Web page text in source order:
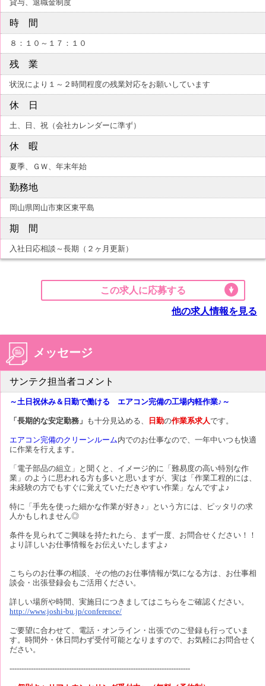
貸与、退職金制度
時 間
８：１０～１７：１０
残 業
状況により１～２時間程度の残業対応をお願いしています
休 日
土、日、祝（会社カレンダーに準ず）
休 暇
夏季、ＧＷ、年末年始
勤務地
岡山県岡山市東区東平島
期 間
入社日応相談～長期（２ヶ月更新）
この求人に応募する
他の求人情報を見る
メッセージ
サンテク担当者コメント
～土日祝休み＆日勤で働ける エアコン完備の工場内軽作業♪～
「長期的な安定勤務」 も十分見込める、 日勤の作業系求人です。
エアコン完備のクリーンルーム内でのお仕事なので、一年中いつも快適
に作業を行えます。
「電子部品の組立」と聞くと、イメージ的に「難易度の高い特別な作
業」のように思われる方も多いと思いますが、実は「作業工程的には、
未経験の方でもすぐに覚えていただきやすい作業」なんですよ♪
特に「手先を使った細かな作業が好き♪」という方には、ピッタリの求
人かもしれません◎
条件を見られてご興味を持たれたら、まず一度、お問合せください！！
より詳しいお仕事情報をお伝えいたしますよ♪
こちらのお仕事の相談、その他のお仕事情報が気になる方は、お仕事相
談会・出張登録会もご活用ください。
詳しい場所や時間、実施日につきましてはこちらをご確認ください。
http://www.joshi-bu.jp/conference/
ご要望に合わせて、電話・オンライン・出張でのご登録も行っていま
す。時間外・休日問わず受付可能となりますので、お気軽にお問合せく
ださい。
----------------------------------------------------------------------------